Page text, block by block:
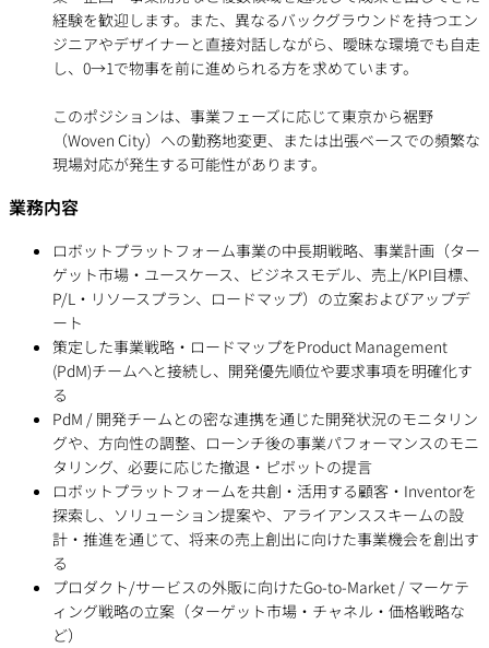
経験を歓迎します。また、異なるバックグラウンドを持つエン
ジニアやデザイナーと直接対話しながら、曖昧な環境でも自走
し、0→1で物事を前に進められる方を求めています。
このポジションは、事業フェーズに応じて東京から裾野
（Woven City）への勤務地変更、または出張ベースでの頻繁な
現場対応が発生する可能性があります。
業務内容
ロボットプラットフォーム事業の中長期戦略、事業計画（ター
ゲット市場・ユースケース、ビジネスモデル、売上/KPI目標、
P/L・リソースプラン、ロードマップ）の立案およびアップデ
ート
策定した事業戦略・ロードマップをProduct Management
(PdM)チームへと接続し、開発優先順位や要求事項を明確化す
る
PdM / 開発チームとの密な連携を通じた開発状況のモニタリン
グや、方向性の調整、ローンチ後の事業パフォーマンスのモニ
タリング、必要に応じた撤退・ピボットの提言
ロボットプラットフォームを共創・活用する顧客・Inventorを
探索し、ソリューション提案や、アライアンススキームの設
計・推進を通じて、将来の売上創出に向けた事業機会を創出す
る
プロダクト/サービスの外販に向けたGo-to-Market / マーケテ
ィング戦略の立案（ターゲット市場・チャネル・価格戦略な
ど）